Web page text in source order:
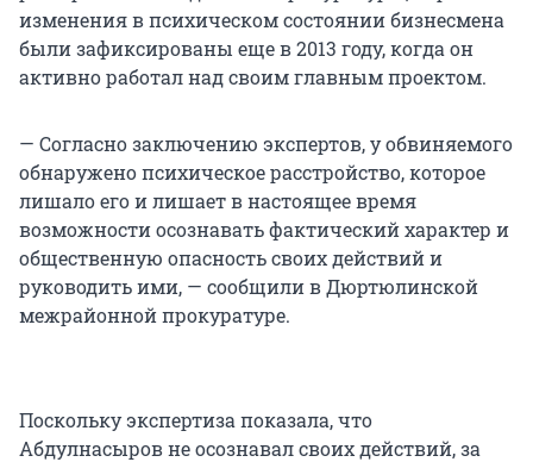
изменения в психическом состоянии бизнесмена
были зафиксированы еще в 2013 году, когда он
активно работал над своим главным проектом.
— Согласно заключению экспертов, у обвиняемого
обнаружено психическое расстройство, которое
лишало его и лишает в настоящее время
возможности осознавать фактический характер и
общественную опасность своих действий и
руководить ими, — сообщили в Дюртюлинской
межрайонной прокуратуре.
Поскольку экспертиза показала, что
Абдулнасыров не осознавал своих действий, за